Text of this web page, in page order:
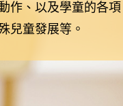
作、以及學童的各項
兒童發展等。